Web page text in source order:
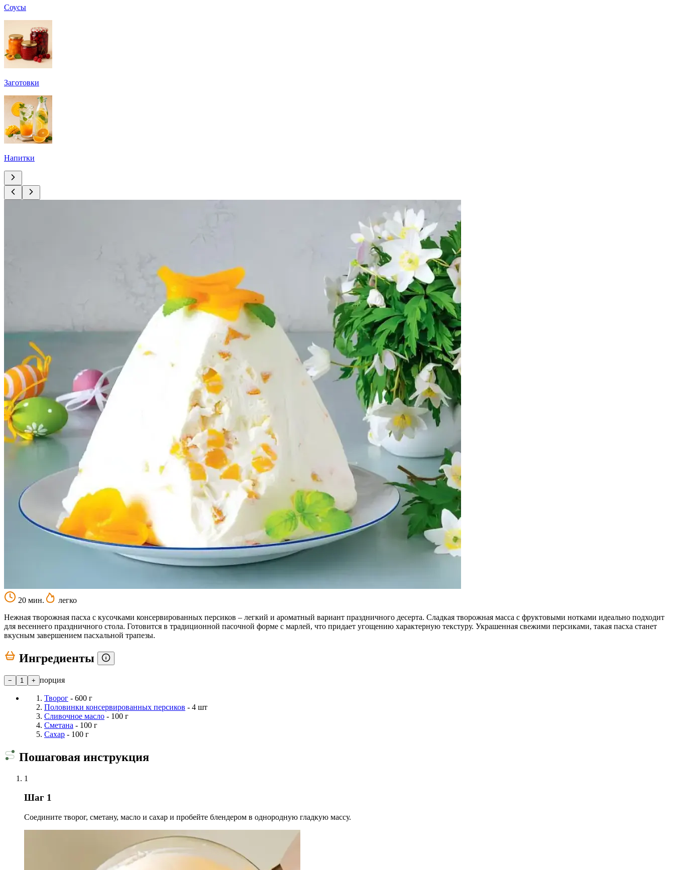
Соусы
Заготовки
Напитки
20 мин.
легко
Нежная творожная пасха с кусочками консервированных персиков – легкий и ароматный вариант праздничного десерта. Сладкая творожная масса с фруктовыми нотками идеально подходит
для весеннего праздничного стола. Готовится в традиционной пасочной форме с марлей, что придает угощению характерную текстуру. Украшенная свежими персиками, такая пасха станет
вкусным завершением пасхальной трапезы.
Ингредиенты
− 1 + порция
Творог - 600 г
Половинки консервированных персиков - 4 шт
Сливочное масло - 100 г
Сметана - 100 г
Сахар - 100 г
Пошаговая инструкция
1
Шаг 1
Соедините творог, сметану, масло и сахар и пробейте блендером в однородную гладкую массу.